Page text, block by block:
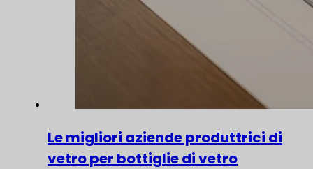
Le migliori aziende produttrici di
vetro per bottiglie di vetro